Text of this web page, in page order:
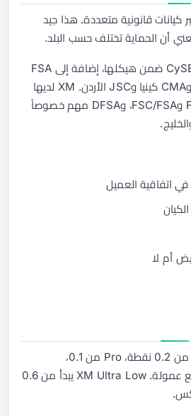
كيانات قانونية متعددة. هذا جيد
أن الحماية تختلف حسب البلد.
Exness لديها FCA وCySEC ضمن هيكلها، إضافة إلى FSA
سيشيل وCBCS وFSC وCMA كينيا وJSC الأردن. XM لديها
CySEC وDFSA وFSCA وFSC/FSA، وDFSA مهم خصوصاً
في اتفاقية العميل
أم لا
Exness Standard يبدأ من 0.2 نقطة، Pro من 0.1،
وRaw/Zero من 0.0 مع عمولة. XM Ultra Low يبدأ من 0.6